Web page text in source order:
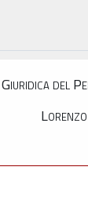
del